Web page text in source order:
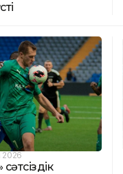
2026
сәтсіздік